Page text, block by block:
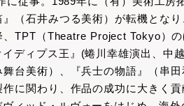
』（石井みつる美術）が転機とな
、TPT（Theatre Project Tokyo）
イディプス王』(蜷川幸雄演出、中
台美術）、『兵士の物語』（串
作に関わり、作品の成功に大きく貢